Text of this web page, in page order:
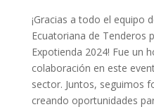
¡Gracias a todo el equipo
Ecuatoriana de Tenderos
Expotienda 2024! Fue un
colaboración en este
sector. Juntos, seguimos
creando oportunidades